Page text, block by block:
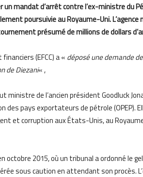
un mandat d’arrêt contre l’ex-ministre du
poursuivie au Royaume-Uni. L’agence
présumé de millions de dollars
(EFCC) a « déposé une demande
de Diezani« ,
ministre de l’ancien président Goodluck
des pays exportateurs de pétrole (OPEP).
et corruption aux États-Unis, au
2015, où un tribunal a ordonné le
sous caution en attendant son procès.